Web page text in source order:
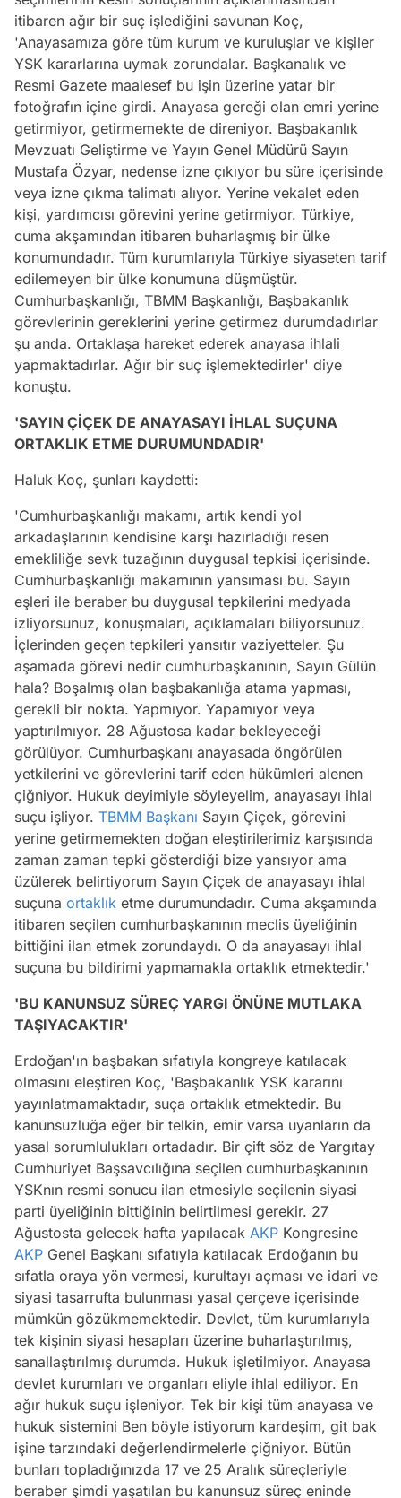
itibaren ağır bir suç işlediğini savunan Koç,
'Anayasamıza göre tüm kurum ve kuruluşlar ve kişiler
YSK kararlarına uymak zorundalar. Başkanalık ve
Resmi Gazete maalesef bu işin üzerine yatar bir
fotoğrafın içine girdi. Anayasa gereği olan emri yerine
getirmiyor, getirmemekte de direniyor. Başbakanlık
Mevzuatı Geliştirme ve Yayın Genel Müdürü Sayın
Mustafa Özyar, nedense izne çıkıyor bu süre içerisinde
veya izne çıkma talimatı alıyor. Yerine vekalet eden
kişi, yardımcısı görevini yerine getirmiyor. Türkiye,
cuma akşamından itibaren buharlaşmış bir ülke
konumundadır. Tüm kurumlarıyla Türkiye siyaseten tarif
edilemeyen bir ülke konumuna düşmüştür.
Cumhurbaşkanlığı, TBMM Başkanlığı, Başbakanlık
görevlerinin gereklerini yerine getirmez durumdadırlar
şu anda. Ortaklaşa hareket ederek anayasa ihlali
yapmaktadırlar. Ağır bir suç işlemektedirler' diye
konuştu.
'SAYIN ÇİÇEK DE ANAYASAYI İHLAL SUÇUNA
ORTAKLIK ETME DURUMUNDADIR'
Haluk Koç, şunları kaydetti:
'Cumhurbaşkanlığı makamı, artık kendi yol
arkadaşlarının kendisine karşı hazırladığı resen
emekliliğe sevk tuzağının duygusal tepkisi içerisinde.
Cumhurbaşkanlığı makamının yansıması bu. Sayın
eşleri ile beraber bu duygusal tepkilerini medyada
izliyorsunuz, konuşmaları, açıklamaları biliyorsunuz.
İçlerinden geçen tepkileri yansıtır vaziyetteler. Şu
aşamada görevi nedir cumhurbaşkanının, Sayın Gülün
hala? Boşalmış olan başbakanlığa atama yapması,
gerekli bir nokta. Yapmıyor. Yapamıyor veya
yaptırılmıyor. 28 Ağustosa kadar bekleyeceği
görülüyor. Cumhurbaşkanı anayasada öngörülen
yetkilerini ve görevlerini tarif eden hükümleri alenen
çiğniyor. Hukuk deyimiyle söyleyelim, anayasayı ihlal
suçu işliyor. TBMM Başkanı Sayın Çiçek, görevini
yerine getirmemekten doğan eleştirilerimiz karşısında
zaman zaman tepki gösterdiği bize yansıyor ama
üzülerek belirtiyorum Sayın Çiçek de anayasayı ihlal
suçuna ortaklık etme durumundadır. Cuma akşamında
itibaren seçilen cumhurbaşkanının meclis üyeliğinin
bittiğini ilan etmek zorundaydı. O da anayasayı ihlal
suçuna bu bildirimi yapmamakla ortaklık etmektedir.'
'BU KANUNSUZ SÜREÇ YARGI ÖNÜNE MUTLAKA
TAŞIYACAKTIR'
Erdoğan'ın başbakan sıfatıyla kongreye katılacak
olmasını eleştiren Koç, 'Başbakanlık YSK kararını
yayınlatmamaktadır, suça ortaklık etmektedir. Bu
kanunsuzluğa eğer bir telkin, emir varsa uyanların da
yasal sorumlulukları ortadadır. Bir çift söz de Yargıtay
Cumhuriyet Başsavcılığına seçilen cumhurbaşkanının
YSKnın resmi sonucu ilan etmesiyle seçilenin siyasi
parti üyeliğinin bittiğinin belirtilmesi gerekir. 27
Ağustosta gelecek hafta yapılacak AKP Kongresine
AKP Genel Başkanı sıfatıyla katılacak Erdoğanın bu
sıfatla oraya yön vermesi, kurultayı açması ve idari ve
siyasi tasarrufta bulunması yasal çerçeve içerisinde
mümkün gözükmemektedir. Devlet, tüm kurumlarıyla
tek kişinin siyasi hesapları üzerine buharlaştırılmış,
sanallaştırılmış durumda. Hukuk işletilmiyor. Anayasa
devlet kurumları ve organları eliyle ihlal ediliyor. En
ağır hukuk suçu işleniyor. Tek bir kişi tüm anayasa ve
hukuk sistemini Ben böyle istiyorum kardeşim, git bak
işine tarzındaki değerlendirmelerle çiğniyor. Bütün
bunları topladığınızda 17 ve 25 Aralık süreçleriyle
beraber şimdi yaşatılan bu kanunsuz süreç eninde